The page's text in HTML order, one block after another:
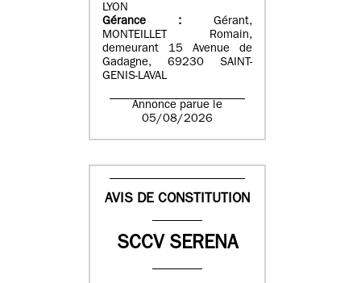
LYON
Gérance :
Gérant,
MONTEILLET Romain,
demeurant 15 Avenue de
Gadagne, 69230 SAINT-
GENIS-LAVAL
Annonce parue le
05/08/2026
AVIS DE CONSTITUTION
SCCV SERENA